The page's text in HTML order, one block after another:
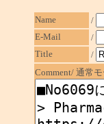
Name
/
E-Mail
/
Title
/
Comment/ 通常